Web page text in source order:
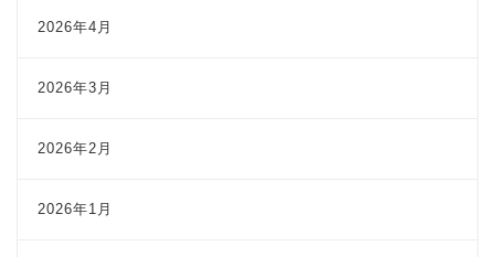
2026年4月
2026年3月
2026年2月
2026年1月